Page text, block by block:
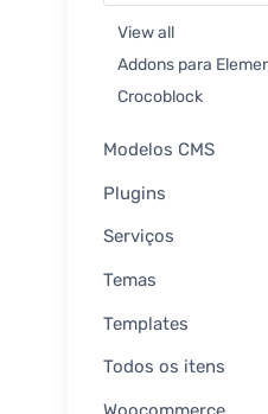
View all
Addons para
Crocoblock
Modelos CMS
Plugins
Serviços
Temas
Templates
Todos os itens